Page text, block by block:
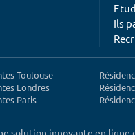
Ils
Toulouse
Londres
Paris
solution innovante en